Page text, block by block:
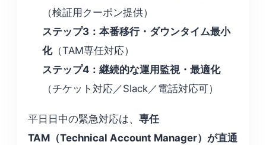
（検証用クーポン提供）
ステップ3：本番移行・ダウンタイム最小
化（TAM専任対応）
ステップ4：継続的な運用監視・最適化
（チケット対応／Slack／電話対応可）
平日日中の緊急対応は、専任
TAM（Technical Account Manager）が直通